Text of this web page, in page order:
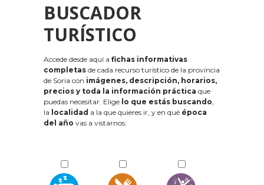
BUSCADOR
TURÍSTICO
Accede desde aquí a fichas informativas
completas de cada recurso turístico de la provincia
de Soria con imágenes, descripción, horarios,
precios y toda la información práctica que
puedas necesitar. Elige lo que estás buscando,
la localidad a la que quieres ir, y en qué época
del año vas a vistarnos: